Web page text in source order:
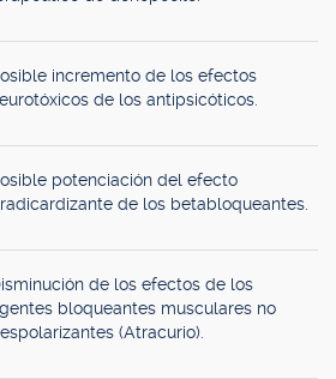
incremento de los efectos
de los antipsicóticos.
potenciación del efecto
de los betabloqueantes.
de los efectos de los
bloqueantes musculares no
(Atracurio).